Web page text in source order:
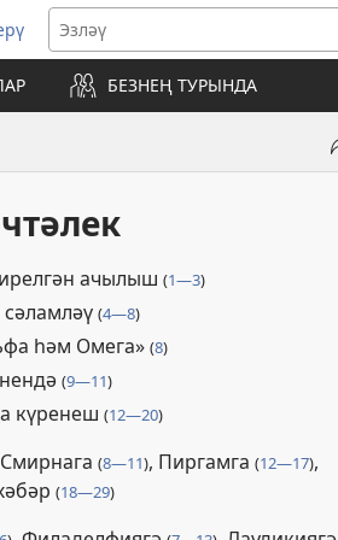
БЕЗНЕҢ ТУРЫНДА
ачылыш (1—3)
(4—8)
һәм Омега» (8)
(9—11)
күренеш (12—20)
(8—11), Пиргамга (12—17),
(18—29)